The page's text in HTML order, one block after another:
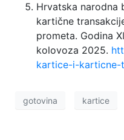
Hrvatska narodna
kartične
prometa. Godina
kolovoza 2025.
kartice-i-karticne-
gotovina kartice